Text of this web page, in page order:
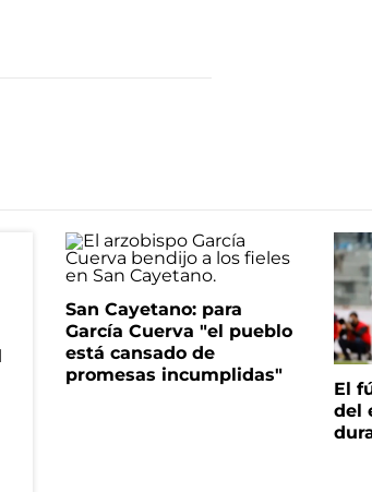
San Cayetano: para
García Cuerva "el pueblo
está cansado de
promesas incumplidas"
El
del